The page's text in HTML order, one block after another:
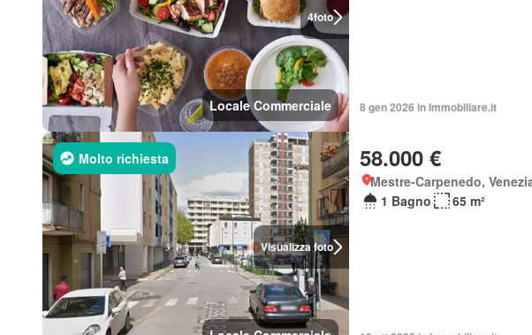
4foto
Locale Commerciale 8 gen 2026 in Immobiliare.it
Visualizza foto
Molto richiesta 58.000 €
Mestre-Carpenedo,
1 Bagno
65 m²